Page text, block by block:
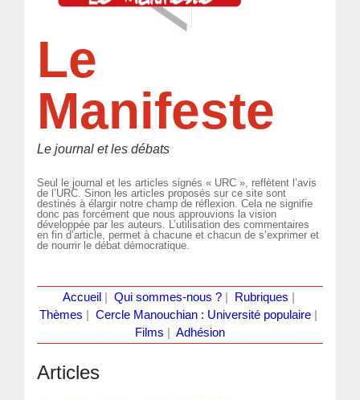
Le
Manifeste
Le journal et les débats
Seul le journal et les articles signés « URC », reflètent l’avis
de l’URC. Sinon les articles proposés sur ce site sont
destinés à élargir notre champ de réflexion. Cela ne signifie
donc pas forcément que nous approuvions la vision
développée par les auteurs. L’utilisation des commentaires
en fin d’article, permet à chacune et chacun de s’exprimer et
de nourrir le débat démocratique.
Accueil Qui sommes-nous ?| Rubriques
Thèmes
Cercle Manouchian : Université populaire
Films
Adhésion
Articles